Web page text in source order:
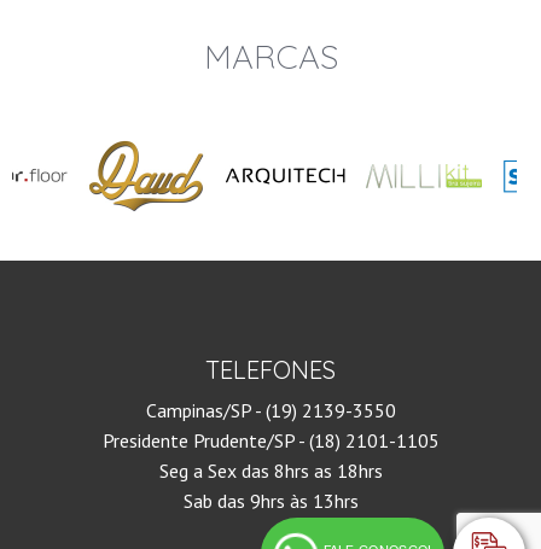
MARCAS
TELEFONES
Campinas/SP - (19) 2139-3550
Presidente Prudente/SP - (18) 2101-1105
Seg a Sex das 8hrs as 18hrs
Sab das 9hrs às 13hrs